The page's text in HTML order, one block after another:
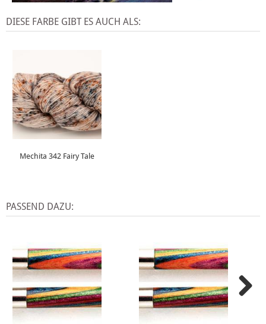
DIESE FARBE GIBT ES AUCH ALS:
Mechita 342 Fairy Tale
PASSEND DAZU: